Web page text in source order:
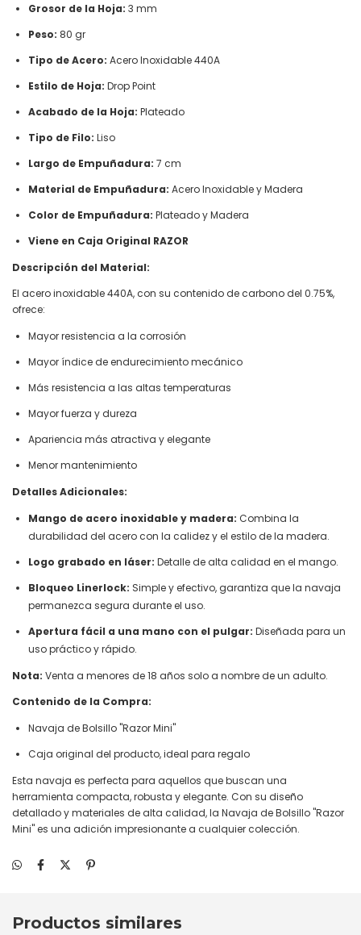
Grosor de la Hoja: 3 mm
Peso: 80 gr
Tipo de Acero: Acero Inoxidable 440A
Estilo de Hoja: Drop Point
Acabado de la Hoja: Plateado
Tipo de Filo: Liso
Largo de Empuñadura: 7 cm
Material de Empuñadura: Acero Inoxidable y Madera
Color de Empuñadura: Plateado y Madera
Viene en Caja Original RAZOR
Descripción del Material:
El acero inoxidable 440A, con su contenido de carbono del 0.75%,
ofrece:
Mayor resistencia a la corrosión
Mayor índice de endurecimiento mecánico
Más resistencia a las altas temperaturas
Mayor fuerza y dureza
Apariencia más atractiva y elegante
Menor mantenimiento
Detalles Adicionales:
Mango de acero inoxidable y madera: Combina la
durabilidad del acero con la calidez y el estilo de la madera.
Logo grabado en láser: Detalle de alta calidad en el mango.
Bloqueo Linerlock: Simple y efectivo, garantiza que la navaja
permanezca segura durante el uso.
Apertura fácil a una mano con el pulgar: Diseñada para un
uso práctico y rápido.
Nota: Venta a menores de 18 años solo a nombre de un adulto.
Contenido de la Compra:
Navaja de Bolsillo "Razor Mini"
Caja original del producto, ideal para regalo
Esta navaja es perfecta para aquellos que buscan una
herramienta compacta, robusta y elegante. Con su diseño
detallado y materiales de alta calidad, la Navaja de Bolsillo "Razor
Mini" es una adición impresionante a cualquier colección.
Productos similares